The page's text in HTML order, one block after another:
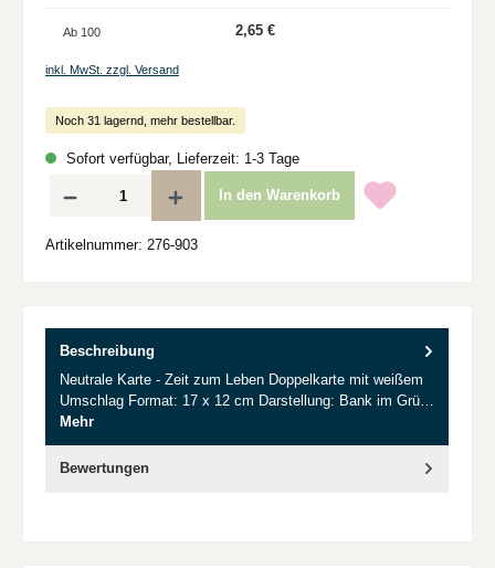
Ab 100 2,65 €
inkl. MwSt. zzgl. Versand
Noch 31 lagernd, mehr bestellbar.
Sofort verfügbar, Lieferzeit: 1-3 Tage
Produkt Anzahl: Gib den gewünschten Wert ein oder benutze die Schaltflächen
In den Warenkorb
Artikelnummer: 276-903
Beschreibung
Neutrale Karte - Zeit zum Leben Doppelkarte mit weißem
Umschlag Format: 17 x 12 cm Darstellung: Bank im Grü…
Mehr
Bewertungen